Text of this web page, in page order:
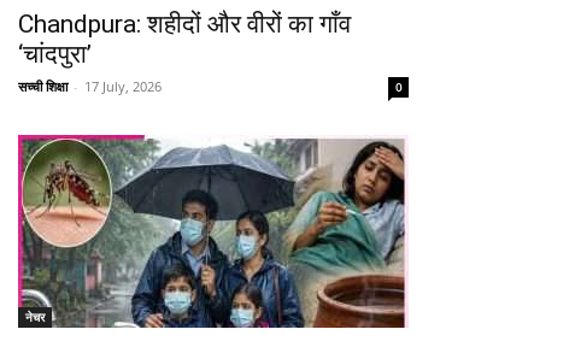
Chandpura: शहीदों और वीरों का गाँव
‘चांदपुरा’
सच्ची शिक्षा - 17 July, 2026 0
नेचर